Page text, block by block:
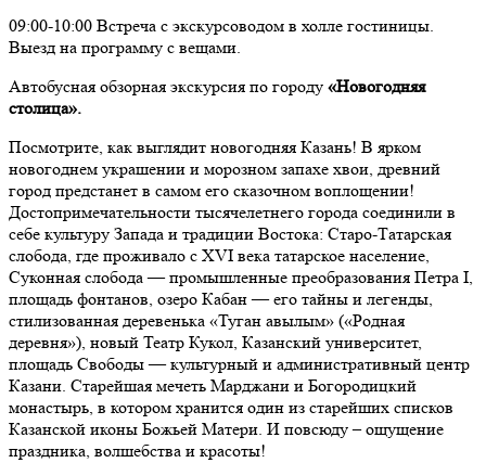
09:00-10:00 Встреча с экскурсоводом в холле гостиницы.
Выезд на программу с вещами.
Автобусная обзорная экскурсия по городу «Новогодняя
столица».
Посмотрите, как выглядит новогодняя Казань! В ярком
новогоднем украшении и морозном запахе хвои, древний
город предстанет в самом его сказочном воплощении!
Достопримечательности тысячелетнего города соединили в
себе культуру Запада и традиции Востока: Старо-Татарская
слобода, где проживало с XVI века татарское население,
Суконная слобода — промышленные преобразования Петра I,
площадь фонтанов, озеро Кабан — его тайны и легенды,
стилизованная деревенька «Туган авылым» («Родная
деревня»), новый Театр Кукол, Казанский университет,
площадь Свободы — культурный и административный центр
Казани. Старейшая мечеть Марджани и Богородицкий
монастырь, в котором хранится один из старейших списков
Казанской иконы Божьей Матери. И повсюду – ощущение
праздника, волшебства и красоты!